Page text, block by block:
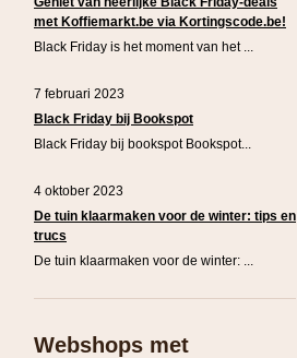
met Koffiemarkt.be via Kortingscode.be!
Black Friday is het moment van het ...
7 februari 2023
Black Friday bij Bookspot
Black Friday bij bookspot Bookspot...
4 oktober 2023
De tuin klaarmaken voor de winter: tips en
trucs
De tuin klaarmaken voor de winter: ...
Webshops met